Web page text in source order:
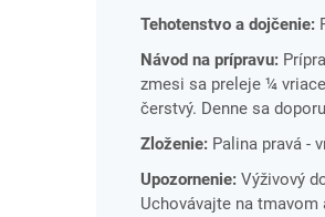
Tehotenstvo a dojčenie:
Návod na prípravu:
zmesi sa preleje ¼
čerstvý. Denne sa
Zloženie: Palina pravá -
Upozornenie: Výživový
Uchovávajte na